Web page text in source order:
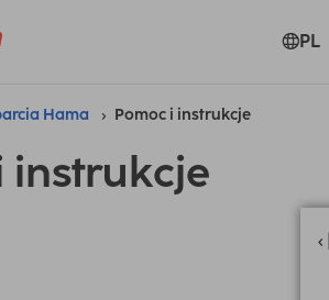
PL
Hama Pomoc i instrukcje
instrukcje